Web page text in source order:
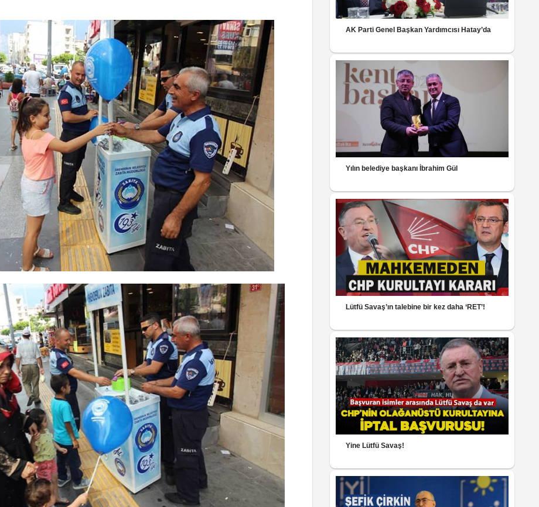
AK Parti Genel Başkan Yardımcısı Hatay’da
Yılın belediye başkanı İbrahim Gül
Lütfü Savaş’ın talebine bir kez daha ‘RET’!
Yine Lütfü Savaş!